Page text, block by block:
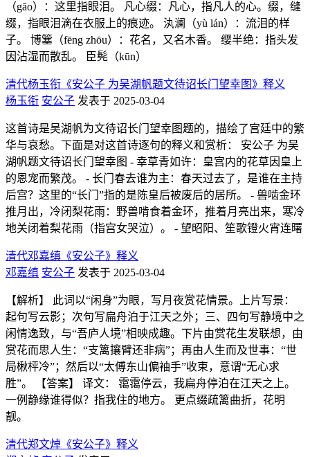
（gāo）：这里指眼泪。 凡心缀：凡心，指凡人的心。缀，缝
缀，指眼泪滴在衣服上的痕迹。 汍澜（yù lán）：流泪的样
子。 博簺（fēng zhōu）：花名，又名木香。 缨半绝：指头发
因沾湿而散乱。 臣髡（kūn）
清代杨玉衔《安公子 为吴湖帆题文待诏长门望幸图》释义
杨玉衔 安公子 发表于 2025-03-04
这首诗是吴湖帆为文待诏长门望幸图题的，描绘了宫廷中的繁
华与哀愁。下面是对这首诗逐句的释义和赏析： 安公子 为吴
湖帆题文待诏长门望幸图 - 幸草青如许：皇宫内的花草因皇上
的恩宠而繁茂。 - 长门春去谁为主：春天过去了，是谁在主持
后宫？这里的“长门”指的是陈皇后被废后的居所。 - 兽啮金环
推月出，冷闭梨花雨：野兽啃食着金环，推着月亮出来，寒冷
地关闭着梨花雨（指宫女哭泣）。 - 望昭阳、笙歌镫火宵连曙
清代邓嘉缜《安公子》释义
邓嘉缜 安公子 发表于 2025-03-04
【解析】 此词以“闲身”为眼，写月夜赏花情景。上片写景：
起句写云影；次句写扁舟泊于江天之外；三、四句写静境中之
闲情逸致，与“吾庐人境”相映成趣。下片由赏花生发联想，由
赏花而思人生：“支篱攘臂还非病”；再由人生而及世事：“世
局楸枰冷”；然后以“太傅东山偏袖手”收束，意谓“无心求
胜”。 【答案】 译文： 霭霭停云，我扁舟停泊在江天之上。
一例静缘谁得似？指我住的地方。 更点缀疏篱曲折，花明
靓。
清代郑文焯《安公子》释义